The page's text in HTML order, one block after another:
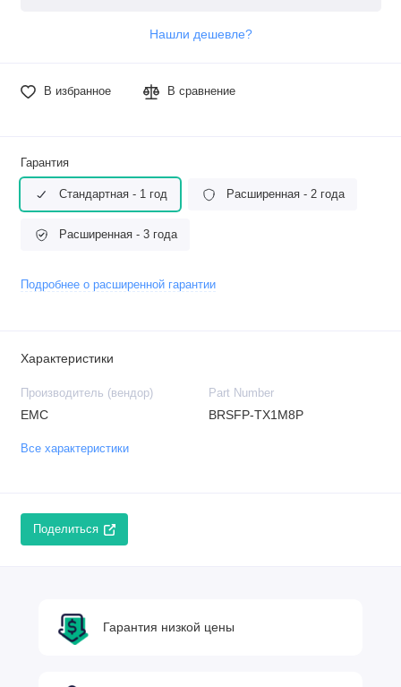
Нашли дешевле?
В избранное В сравнение
Гарантия
Стандартная - 1 год Расширенная - 2 года
Расширенная - 3 года
Подробнее о расширенной гарантии
Характеристики
Производитель (вендор)
EMC
Part Number
BRSFP-TX1M8P
Все характеристики
Поделиться
Гарантия низкой цены